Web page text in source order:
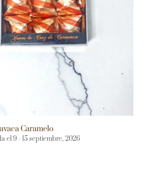
Caramelo
el 9 - 15 septiembre, 2026